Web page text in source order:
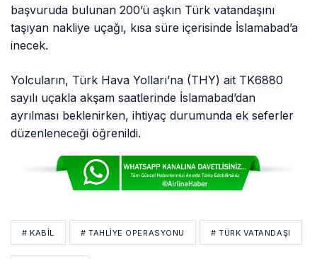
başvuruda bulunan 200’ü aşkın Türk vatandaşını
taşıyan nakliye uçağı, kısa süre içerisinde İslamabad’a
inecek.
Yolcuların, Türk Hava Yolları’na (THY) ait TK6880
sayılı uçakla akşam saatlerinde İslamabad’dan
ayrılması beklenirken, ihtiyaç durumunda ek seferler
düzenleneceği öğrenildi.
# KABIL # TAHLIYE OPERASYONU # TÜRK VATANDAŞI